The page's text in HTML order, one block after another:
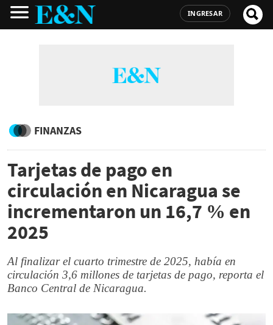
INGRESAR
FINANZAS
Tarjetas de pago en
circulación en Nicaragua se
incrementaron un 16,7 % en
2025
Al finalizar el cuarto trimestre de 2025, había en
circulación 3,6 millones de tarjetas de pago, reporta el
Banco Central de Nicaragua.